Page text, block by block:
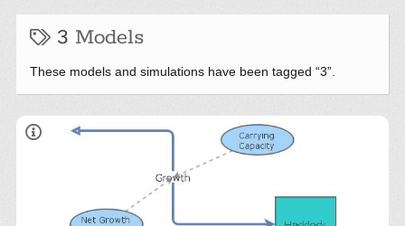
3 Models
These models and simulations have been tagged “3”.